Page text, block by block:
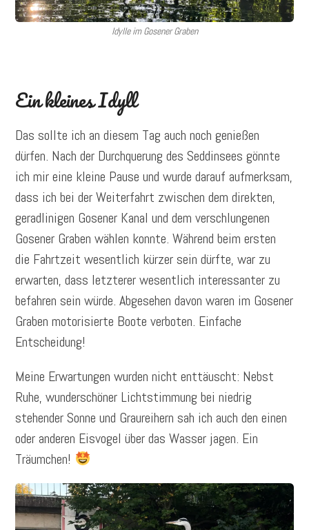
Idylle im Gosener Graben
Ein kleines Idyll
Das sollte ich an diesem Tag auch noch genießen
dürfen. Nach der Durchquerung des Seddinsees gönnte
ich mir eine kleine Pause und wurde darauf aufmerksam,
dass ich bei der Weiterfahrt zwischen dem direkten,
geradlinigen Gosener Kanal und dem verschlungenen
Gosener Graben wählen konnte. Während beim ersten
die Fahrtzeit wesentlich kürzer sein dürfte, war zu
erwarten, dass letzterer wesentlich interessanter zu
befahren sein würde. Abgesehen davon waren im Gosener
Graben motorisierte Boote verboten. Einfache
Entscheidung!
Meine Erwartungen wurden nicht enttäuscht: Nebst
Ruhe, wunderschöner Lichtstimmung bei niedrig
stehender Sonne und Graureihern sah ich auch den einen
oder anderen Eisvogel über das Wasser jagen. Ein
Träumchen!